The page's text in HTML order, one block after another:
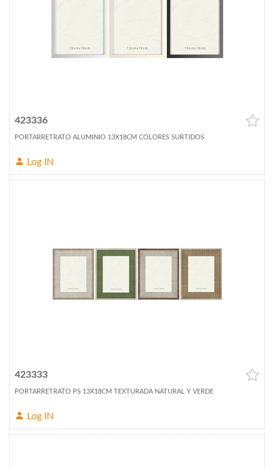
423336
PORTARRETRATO ALUMINIO 13X18CM COLORES SURTIDOS
Log IN
423333
PORTARRETRATO PS 13X18CM TEXTURADA NATURAL Y VERDE
Log IN